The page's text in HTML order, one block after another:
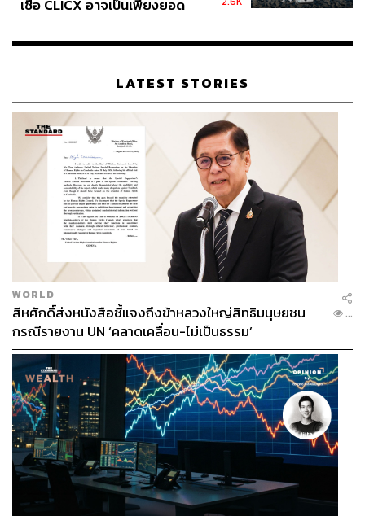
เชื่อ CLICX อาจเป็นเพียงยอด
เรือนไทยที่ถูกซุกไว้
LATEST STORIES
WORLD
สีหศักดิ์ส่งหนังสือชี้แจงถึงข้าหลวงใหญ่สิทธิมนุษยชน
กรณีรายงาน UN ‘คลาดเคลื่อน-ไม่เป็นธรรม’
...